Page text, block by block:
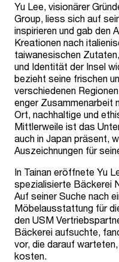
Yu Lee, visionärer
Group, liess sich auf
inspirieren und gab den
Kreationen nach
taiwanesischen
und Identität der Insel
bezieht seine frischen
verschiedenen
enger Zusammenarbeit
Ort, nachhaltige und
Mittlerweile ist das
auch in Japan präsent,
Auszeichnungen für
In Tainan eröffnete Yu
spezialisierte Bäckerei
Auf seiner Suche nach
Möbelausstattung für
den USM
Bäckerei aufsuchte,
vor, die darauf
kosten.